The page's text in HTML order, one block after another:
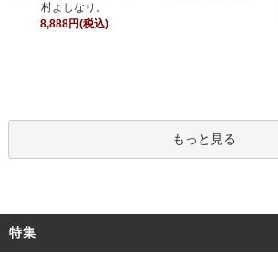
村よしなり。
8,888円(税込)
もっと見る
特集